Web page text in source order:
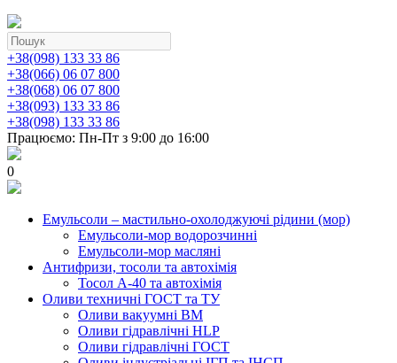
+38(098) 133 33 86
+38(066) 06 07 800
+38(068) 06 07 800
+38(093) 133 33 86
+38(098) 133 33 86
Працюємо: Пн-Пт з 9:00 до 16:00
0
Емульсоли – мастильно-охолоджуючі рідини (мор)
Емульсоли-мор водорозчинні
Емульсоли-мор масляні
Антифризи, тосоли та автохімія
Тосол А-40 та автохімія
Оливи техничні ГОСТ та ТУ
Оливи вакуумні ВМ
Оливи гідравлічні HLP
Оливи гідравлічні ГОСТ